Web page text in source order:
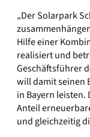
„Der Solarpark
Hilfe einer
realisiert und
Geschäftsführer
will damit seinen
in Bayern leisten.
Anteil
und gleichzeitig